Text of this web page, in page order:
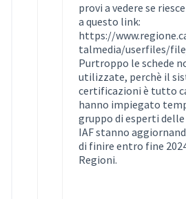
provi a vedere se
a questo link:
https://
talmedia/userfiles/
Purtroppo le schede
utilizzate, perchè il
certificazioni è tutto
hanno impiegato
gruppo di esperti delle
IAF stanno
di finire entro fine
Regioni.